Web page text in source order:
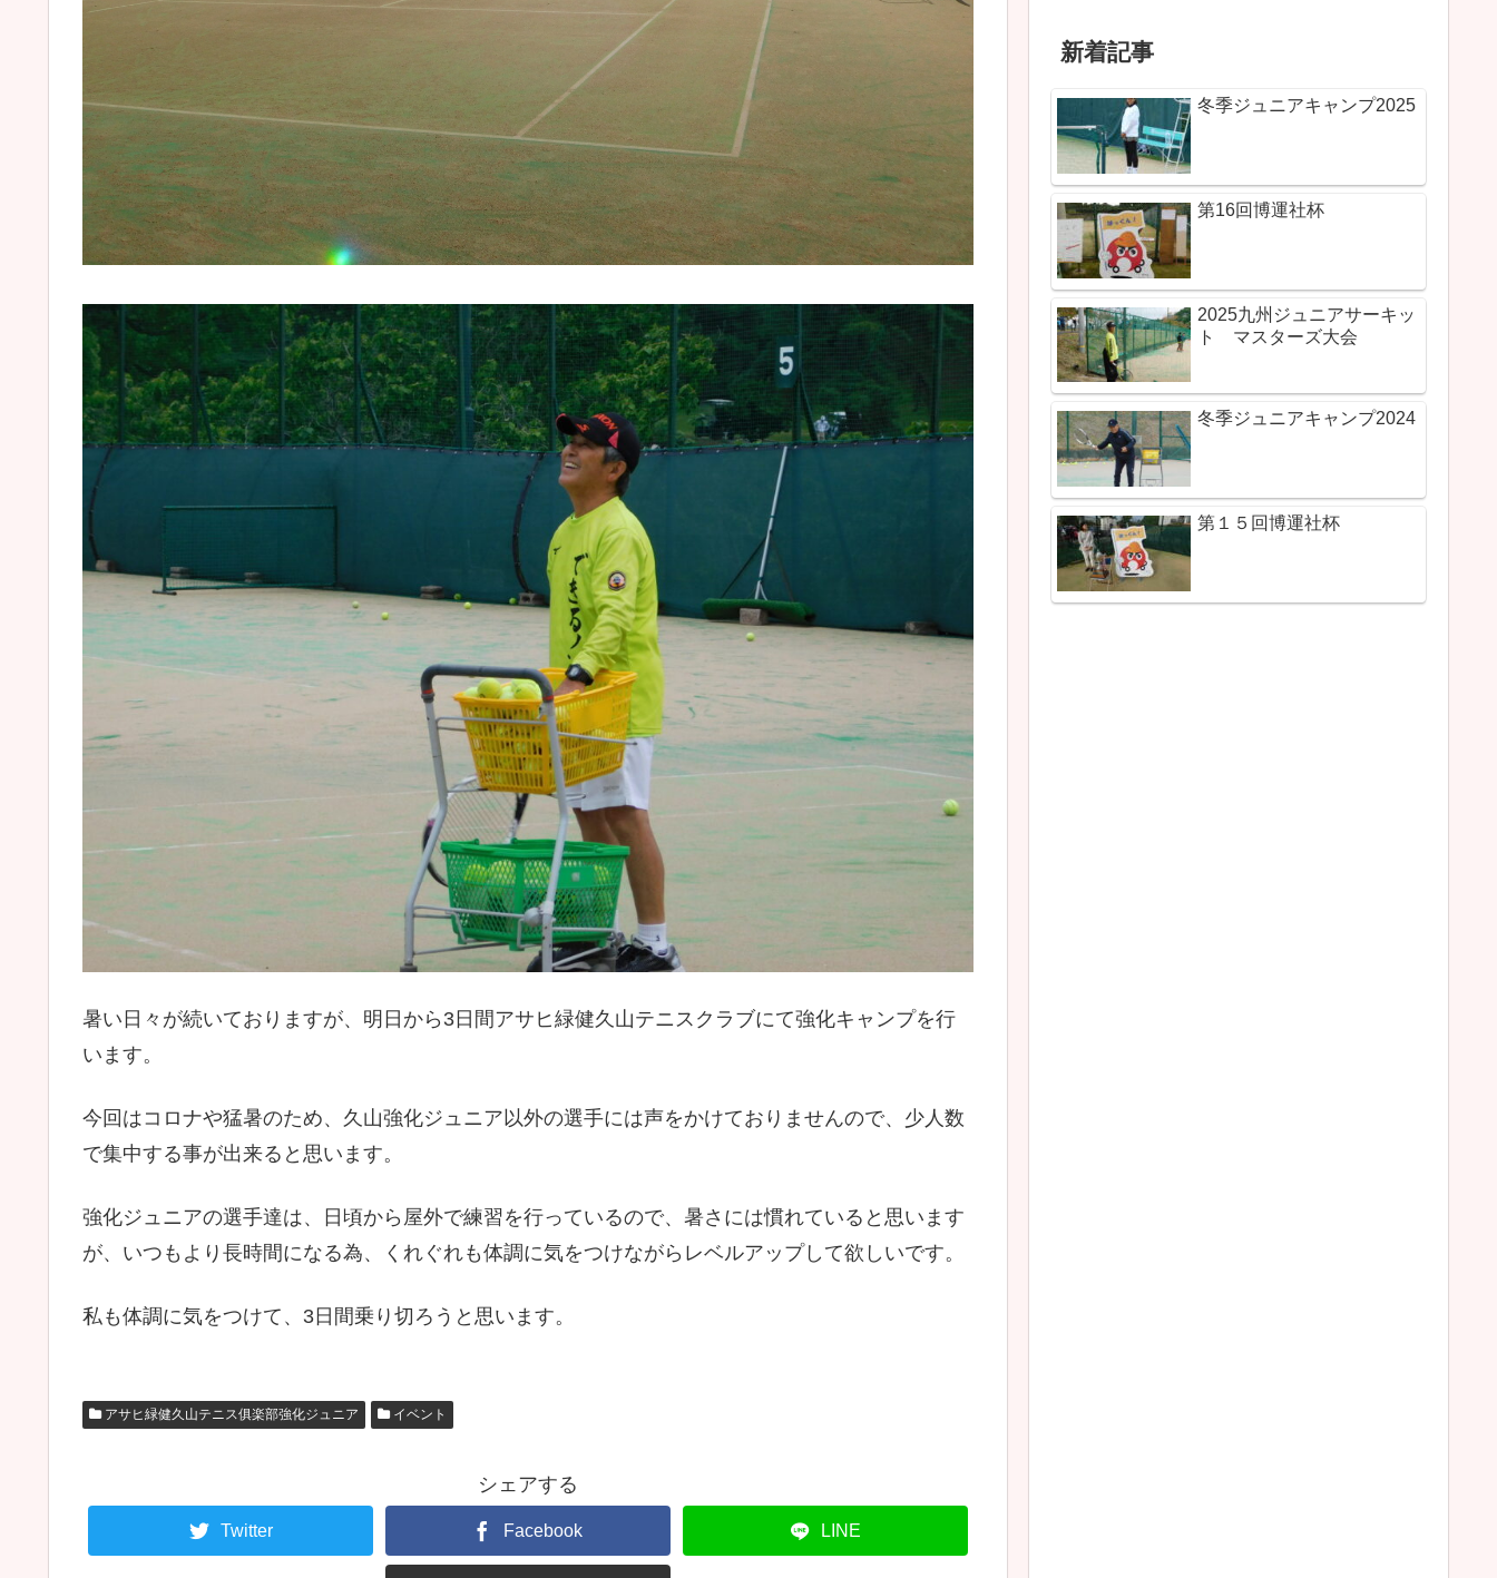
暑い日々が続いておりますが、明日から3日間アサヒ緑健久山テニスクラブにて強化キャンプを行
います。
今回はコロナや猛暑のため、久山強化ジュニア以外の選手には声をかけておりませんので、少人数
で集中する事が出来ると思います。
強化ジュニアの選手達は、日頃から屋外で練習を行っているので、暑さには慣れていると思います
が、いつもより長時間になる為、くれぐれも体調に気をつけながらレベルアップして欲しいです。
私も体調に気をつけて、3日間乗り切ろうと思います。
アサヒ緑健久山テニス俱楽部強化ジュニア イベント
シェアする
Twitter Facebook LINE
新着記事
冬季ジュニアキャンプ2025
第16回博運社杯
2025九州ジュニアサーキッ
ト マスターズ大会
冬季ジュニアキャンプ2024
第１５回博運社杯